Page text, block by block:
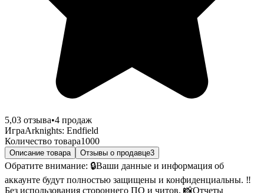
5,03 отзыва•4 продаж
ИграArknights: Endfield
Количество товара1000
Описание товара Отзывы о продавце3
Обратите внимание: 🔒Ваши данные и информация об
аккаунте будут полностью защищены и конфиденциальны. ‼️
Без использования стороннего ПО и читов. 📸Отчеты